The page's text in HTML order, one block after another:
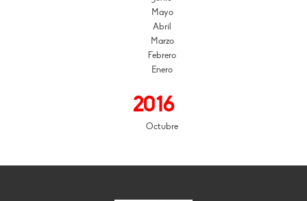
Mayo
Abril
Marzo
Febrero
Enero
2016
Octubre